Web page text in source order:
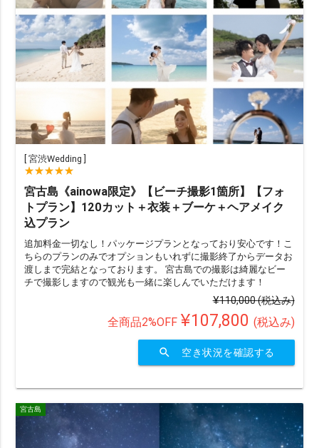
[宮渋Wedding]
宮古島《ainowa限定》【ビーチ撮影1箇所】【フォ
トプラン】120カット＋衣装＋ブーケ＋ヘアメイク
込プラン
追加料金一切なし！パッケージプランとなっており安心です！こ
ちらのプランのみでオプションもいれずに撮影終了からデータお
渡しまで完結となっております。 宮古島での撮影は綺麗なビー
チで撮影しますので観光も一緒に楽しんでいただけます！
¥110,000(税込み)
全商品2%OFF ¥107,800 (税込み)
search 空き状況を確認する
宮古島